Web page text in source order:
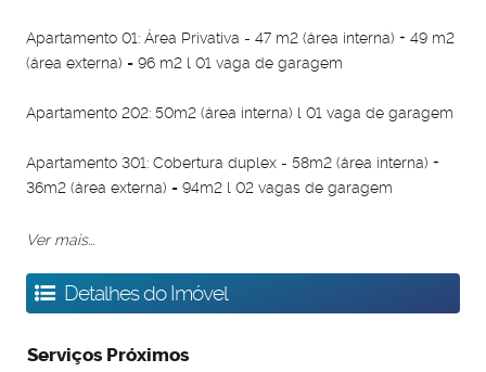
Apartamento 01: Área Privativa - 47 m2 (área interna) + 49 m2
(área externa) = 96 m2 l 01 vaga de garagem
Apartamento 202: 50m2 (área interna) l 01 vaga de garagem
Apartamento 301: Cobertura duplex - 58m2 (área interna) +
36m2 (área externa) = 94m2 l 02 vagas de garagem
Opções de área privativa e cobertura;
Cerâmica, vidro temperado, granito e inox;
Interfone com sistema de tag;
Cozinha e banheiro com revestimento até o teto;
Ver mais...
Detalhes do Imóvel
Serviços Próximos